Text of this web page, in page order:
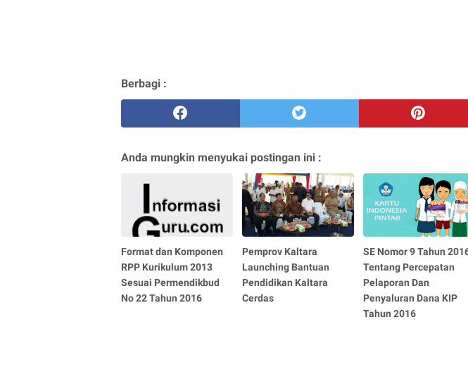
Berbagi :
Anda mungkin menyukai postingan ini :
Format dan Komponen
RPP Kurikulum 2013
Sesuai Permendikbud
No 22 Tahun 2016
Pemprov Kaltara
Launching Bantuan
Pendidikan Kaltara
Cerdas
SE Nomor 9 Tahun
Tentang Percepatan
Pelaporan Dan
Penyaluran Dana KIP
Tahun 2016